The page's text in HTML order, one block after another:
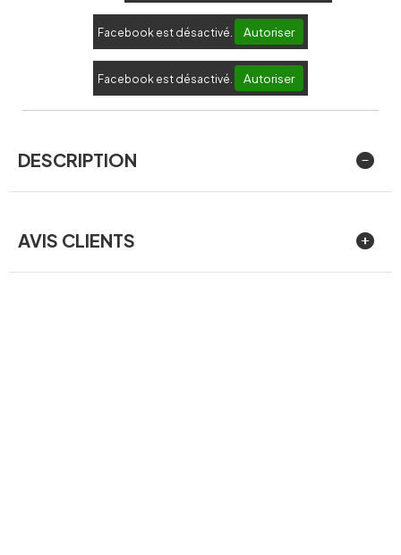
Facebook est désactivé. Autoriser
Facebook est désactivé. Autoriser
DESCRIPTION
AVIS CLIENTS